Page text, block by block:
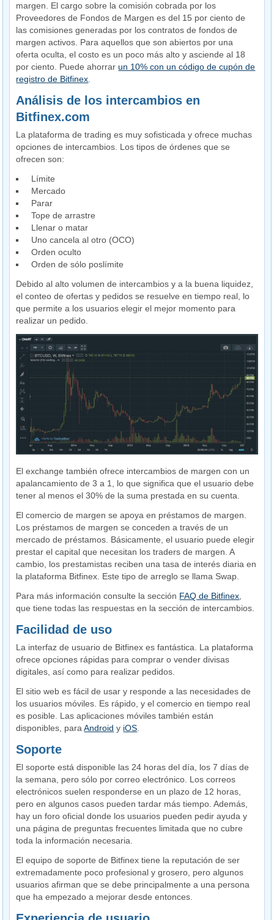
margen. El cargo sobre la comisión cobrada por los
Proveedores de Fondos de Margen es del 15 por ciento de
las comisiones generadas por los contratos de fondos de
margen activos. Para aquellos que son abiertos por una
oferta oculta, el costo es un poco más alto y asciende al 18
por ciento. Puede ahorrar un 10% con un código de cupón de
registro de Bitfinex
Análisis de los intercambios en
Bitfinex.com
La plataforma de trading es muy sofisticada y ofrece muchas
opciones de intercambios. Los tipos de órdenes que se
ofrecen son:
Límite
Mercado
Parar
Tope de arrastre
Llenar o matar
Uno cancela al otro (OCO)
Orden oculto
Orden de sólo poslímite
Debido al alto volumen de intercambios y a la buena liquidez,
el conteo de ofertas y pedidos se resuelve en tiempo real, lo
que permite a los usuarios elegir el mejor momento para
realizar un pedido.
El exchange también ofrece intercambios de margen con un
apalancamiento de 3 a 1, lo que significa que el usuario debe
tener al menos el 30% de la suma prestada en su cuenta.
El comercio de margen se apoya en préstamos de margen.
Los préstamos de margen se conceden a través de un
mercado de préstamos. Básicamente, el usuario puede elegir
prestar el capital que necesitan los traders de margen. A
cambio, los prestamistas reciben una tasa de interés diaria en
la plataforma Bitfinex. Este tipo de arreglo se llama Swap.
Para más información consulte la sección FAQ de Bitfinex
que tiene todas las respuestas en la sección de intercambios.
Facilidad de uso
La interfaz de usuario de Bitfinex es fantástica. La plataforma
ofrece opciones rápidas para comprar o vender divisas
digitales, así como para realizar pedidos.
El sitio web es fácil de usar y responde a las necesidades de
los usuarios móviles. Es rápido, y el comercio en tiempo real
es posible. Las aplicaciones móviles también están
disponibles, paraAndroid y iOS
Soporte
El soporte está disponible las 24 horas del día, los 7 días de
la semana, pero sólo por correo electrónico. Los correos
electrónicos suelen responderse en un plazo de 12 horas,
pero en algunos casos pueden tardar más tiempo. Además,
hay un foro oficial donde los usuarios pueden pedir ayuda y
una página de preguntas frecuentes limitada que no cubre
toda la información necesaria.
El equipo de soporte de Bitfinex tiene la reputación de ser
extremadamente poco profesional y grosero, pero algunos
usuarios afirman que se debe principalmente a una persona
que ha empezado a mejorar desde entonces.